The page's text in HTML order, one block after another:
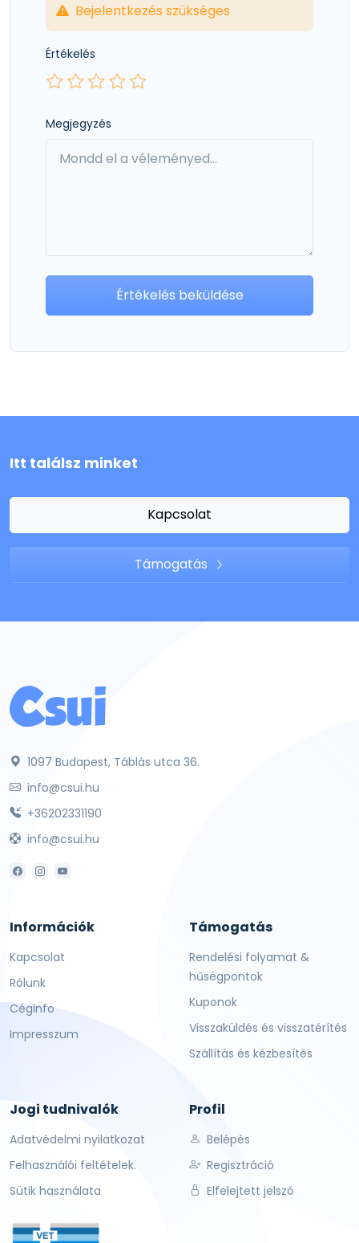
Bejelentkezés szükséges
Értékelés
Megjegyzés
Értékelés beküldése
Itt találsz minket
Kapcsolat
Támogatás
1097 Budapest, Táblás utca 36.
info@csui.hu
+36202331190
info@csui.hu
Információk
Kapcsolat
Rólunk
Céginfo
Impresszum
Támogatás
Rendelési folyamat &
hűségpontok
Kuponok
Visszaküldés és visszatérítés
Szállítás és kézbesítés
Jogi tudnivalók
Adatvédelmi nyilatkozat
Felhasználói feltételek.
Sütik használata
Profil
Belépés
Regisztráció
Elfelejtett jelszó